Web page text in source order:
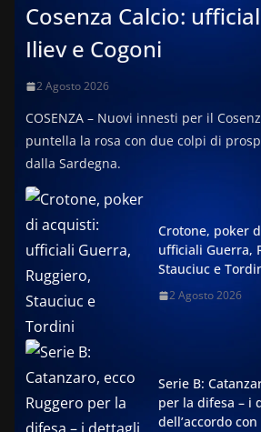
Cosenza Calcio:
Iliev e Cogoni
2 Agosto 2026
COSENZA – Nuovi innesti per il
puntella la rosa con due colpi di
dalla Sardegna.
Crotone, poker
ufficiali Guerra,
Stauciuc e
2 Agosto 2026
Serie B:
per la difesa – i
dell’accordo